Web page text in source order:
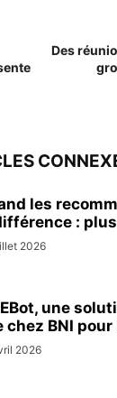
Des
les
:
2026
une
chez BNI pour
2026